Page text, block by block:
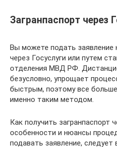
Загранпаспорт через
Вы можете подать заявление
через Госуслуги или путем
отделения МВД РФ.
безусловно, упрощает
быстрым, поэтому все
именно таким методом.
Как получить загранпаспорт
особенности и нюансы
подавать заявление, следует